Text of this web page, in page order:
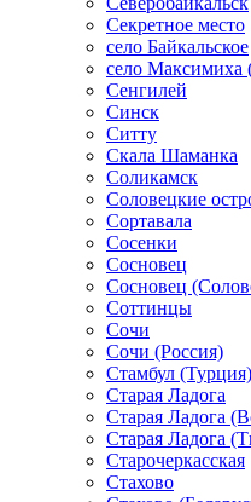
Секретное место
село Байкальское
село Максимиха
Сенгилей
Синск
Ситту
Скала Шаманка
Соликамск
Соловецкие
Сортавала
Сосенки
Сосновец
Сосновец
Соттинцы
Сочи
Сочи (Россия)
Стамбул (Турция)
Старая Ладога
Старая Ладога
Старая Ладога
Старочеркасская
Стахово